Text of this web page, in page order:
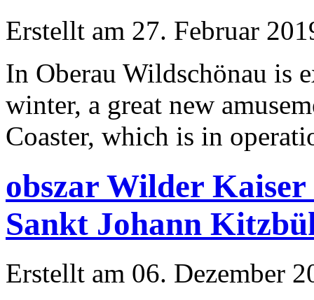
Erstellt am 27. Februar
In Oberau Wildschönau is
winter, a great new
Coaster, which is in
obszar Wilder
Sankt Johann
Erstellt am 06. Dezember